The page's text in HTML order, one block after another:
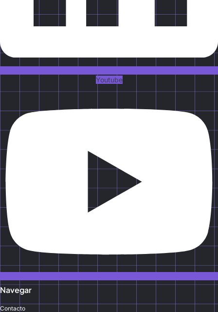
Youtube
Navegar
Contacto